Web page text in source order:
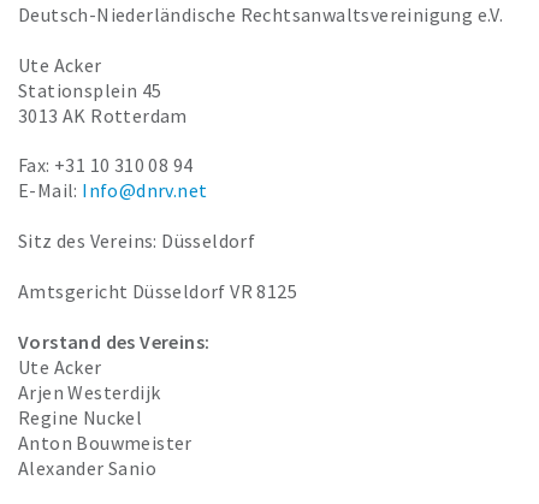
Deutsch-Niederländische Rechtsanwaltsvereinigung e.V.
Ute Acker
Stationsplein 45
3013 AK Rotterdam
Fax: +31 10 310 08 94
E-Mail: Info@dnrv.net
Sitz des Vereins: Düsseldorf
Amtsgericht Düsseldorf VR 8125
Vorstand des Vereins:
Ute Acker
Arjen Westerdijk
Regine Nuckel
Anton Bouwmeister
Alexander Sanio